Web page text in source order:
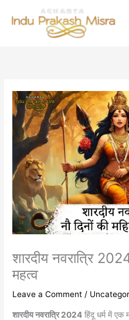
शारदीय नवरात्रि
महत्व
Leave a Comment /
शारदीय नवरात्रि2024 हिंदू धर्म में एक